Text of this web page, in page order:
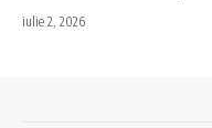
iulie 2, 2026